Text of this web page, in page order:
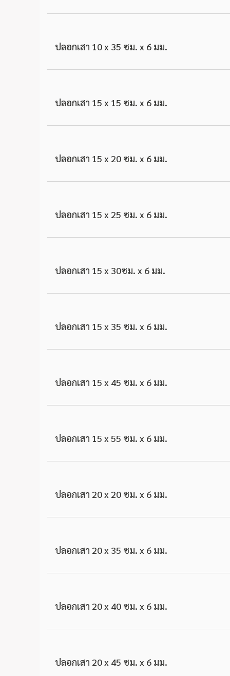
ปลอกเสา 10 x 35 ซม. x 6 มม.
ปลอกเสา 15 x 15 ซม. x 6 มม.
ปลอกเสา 15 x 20 ซม. x 6 มม.
ปลอกเสา 15 x 25 ซม. x 6 มม.
ปลอกเสา 15 x 30ซม. x 6 มม.
ปลอกเสา 15 x 35 ซม. x 6 มม.
ปลอกเสา 15 x 45 ซม. x 6 มม.
ปลอกเสา 15 x 55 ซม. x 6 มม.
ปลอกเสา 20 x 20 ซม. x 6 มม.
ปลอกเสา 20 x 35 ซม. x 6 มม.
ปลอกเสา 20 x 40 ซม. x 6 มม.
ปลอกเสา 20 x 45 ซม. x 6 มม.